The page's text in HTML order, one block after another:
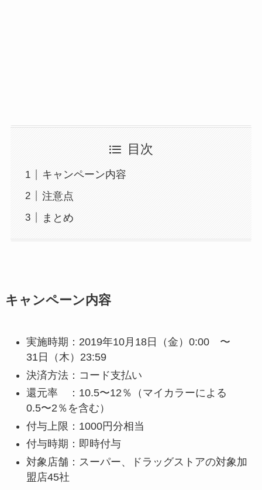
目次
キャンペーン内容
注意点
まとめ
キャンペーン内容
実施時期：2019年10月18日（金）0:00 〜
31日（木）23:59
決済方法：コード支払い
還元率 ：10.5〜12％（マイカラーによる
0.5〜2％を含む）
付与上限：1000円分相当
付与時期：即時付与
対象店舗：スーパー、ドラッグストアの対象加
盟店45社